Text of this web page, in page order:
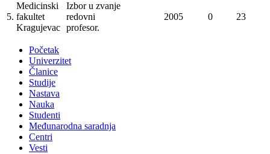
5.
Medicinski
fakultet
Kragujevac
Izbor u zvanje
redovni
profesor.
2005 0 23
Početak
Univerzitet
Članice
Studije
Nastava
Nauka
Studenti
Međunarodna saradnja
Centri
Vesti